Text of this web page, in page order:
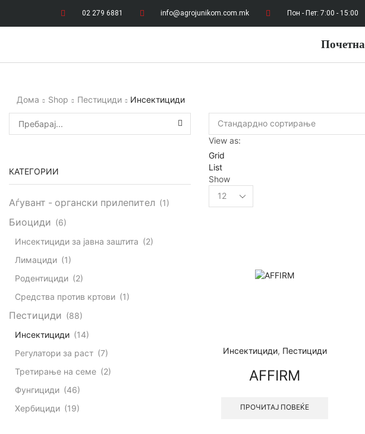
02 279 6881 info@agrojunikom.com.mk Пон - Пет: 7:00 - 15:00
Почетна
Дома Shop Пестициди Инсектициди
View as:
Grid
List
Show
Инсектициди, Пестициди
AFFIRM
ПРОЧИТАЈ ПОВЕЌЕ
КАТЕГОРИИ
Аѓувант - органски прилепител (1)
Биоциди (6)
Инсектициди за јавна заштита (2)
Лимациди (1)
Родентициди (2)
Средства против кртови (1)
Пестициди (88)
Инсектициди (14)
Регулатори за раст (7)
Третирање на семе (2)
Фунгициди (46)
Хербициди (19)